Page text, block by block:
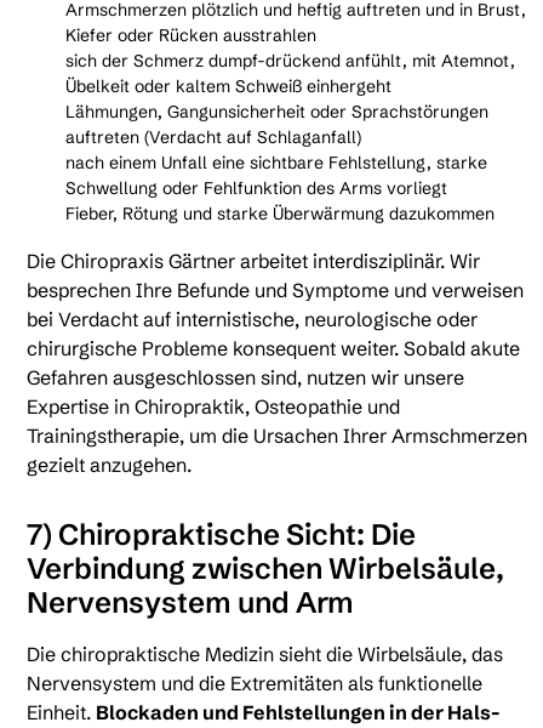
Armschmerzen plötzlich und heftig auftreten und in Brust,
Kiefer oder Rücken ausstrahlen
sich der Schmerz dumpf-drückend anfühlt, mit Atemnot,
Übelkeit oder kaltem Schweiß einhergeht
Lähmungen, Gangunsicherheit oder Sprachstörungen
auftreten (Verdacht auf Schlaganfall)
nach einem Unfall eine sichtbare Fehlstellung, starke
Schwellung oder Fehlfunktion des Arms vorliegt
Fieber, Rötung und starke Überwärmung dazukommen
Die Chiropraxis Gärtner arbeitet interdisziplinär. Wir
besprechen Ihre Befunde und Symptome und verweisen
bei Verdacht auf internistische, neurologische oder
chirurgische Probleme konsequent weiter. Sobald akute
Gefahren ausgeschlossen sind, nutzen wir unsere
Expertise in Chiropraktik, Osteopathie und
Trainingstherapie, um die Ursachen Ihrer Armschmerzen
gezielt anzugehen.
7) Chiropraktische Sicht: Die
Verbindung zwischen Wirbelsäule,
Nervensystem und Arm
Die chiropraktische Medizin sieht die Wirbelsäule, das
Nervensystem und die Extremitäten als funktionelle
Einheit. Blockaden und Fehlstellungen in der Hals-